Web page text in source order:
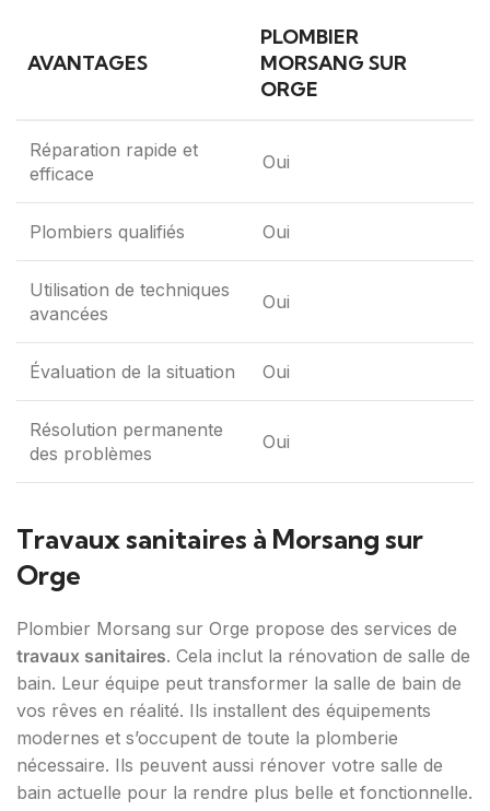
AVANTAGES
PLOMBIER
MORSANG SUR
ORGE
Réparation rapide et
efficace
Oui
Plombiers qualifiés Oui
Utilisation de techniques
avancées
Oui
Évaluation de la situation Oui
Résolution permanente
des problèmes
Oui
Travaux sanitaires à Morsang sur
Orge
Plombier Morsang sur Orge propose des services de
travaux sanitaires. Cela inclut la rénovation de salle de
bain. Leur équipe peut transformer la salle de bain de
vos rêves en réalité. Ils installent des équipements
modernes et s’occupent de toute la plomberie
nécessaire. Ils peuvent aussi rénover votre salle de
bain actuelle pour la rendre plus belle et fonctionnelle.